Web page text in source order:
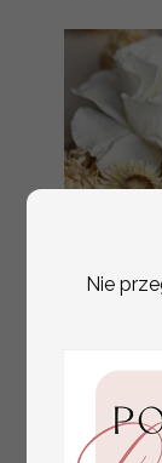
dekoracja
winietki z
Nie